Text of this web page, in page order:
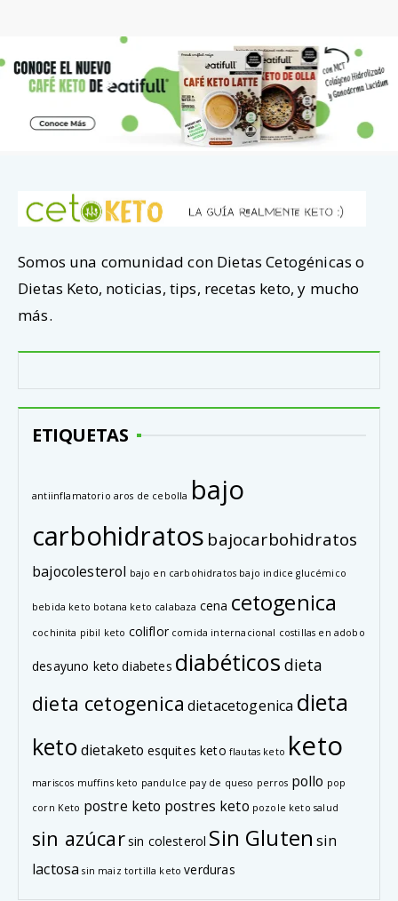
Somos una comunidad con Dietas Cetogénicas o
Dietas Keto, noticias, tips, recetas keto, y mucho
más.
ETIQUETAS
antiinflamatorio aros de cebolla bajo
carbohidratos bajocarbohidratos
bajocolesterol bajo en carbohidratos bajo indice glucémico
bebida keto botana keto calabaza cena cetogenica
cochinita pibil keto coliflor comida internacional costillas en adobo
desayuno keto diabetes diabéticos dieta
dieta cetogenica dietacetogenica dieta
keto dietaketo esquites keto flautas keto keto
mariscos muffins keto pandulce pay de queso perros pollo pop
corn Keto postre keto postres keto pozole keto salud
sin azúcarsin colesterol Sin Gluten sin
lactosa sin maiz tortilla keto verduras